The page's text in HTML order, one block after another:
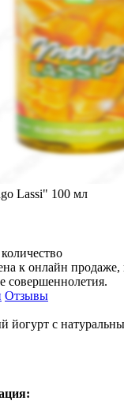
Lassi" 100 мл
к онлайн
совершеннолетия.
Отзывы
йогурт с